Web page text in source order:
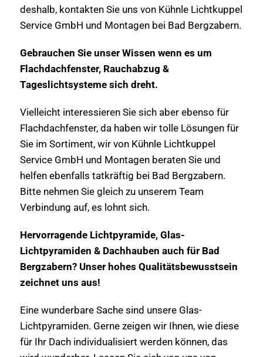
deshalb, kontakten Sie uns von Kühnle Lichtkuppel
Service GmbH und Montagen bei Bad Bergzabern.
Gebrauchen Sie unser Wissen wenn es um
Flachdachfenster, Rauchabzug &
Tageslichtsysteme sich dreht.
Vielleicht interessieren Sie sich aber ebenso für
Flachdachfenster, da haben wir tolle Lösungen für
Sie im Sortiment, wir von Kühnle Lichtkuppel
Service GmbH und Montagen beraten Sie und
helfen ebenfalls tatkräftig bei Bad Bergzabern.
Bitte nehmen Sie gleich zu unserem Team
Verbindung auf, es lohnt sich.
Hervorragende Lichtpyramide, Glas-
Lichtpyramiden & Dachhauben auch für Bad
Bergzabern? Unser hohes Qualitätsbewusstsein
zeichnet uns aus!
Eine wunderbare Sache sind unsere Glas-
Lichtpyramiden. Gerne zeigen wir Ihnen, wie diese
für Ihr Dach individualisiert werden können, das